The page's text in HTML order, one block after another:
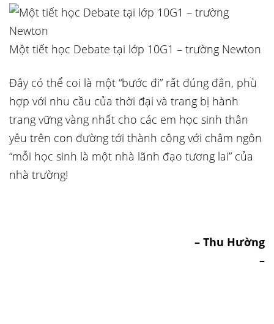
Một tiết học Debate tại lớp 10G1 – trường Newton
Đây có thể coi là một “bước đi” rất đúng đắn, phù
hợp với nhu cầu của thời đại và trang bị hành
trang vững vàng nhất cho các em học sinh thân
yêu trên con đường tới thành công với châm ngôn
“mỗi học sinh là một nhà lãnh đạo tương lai” của
nhà trường!
– Thu Hường
–